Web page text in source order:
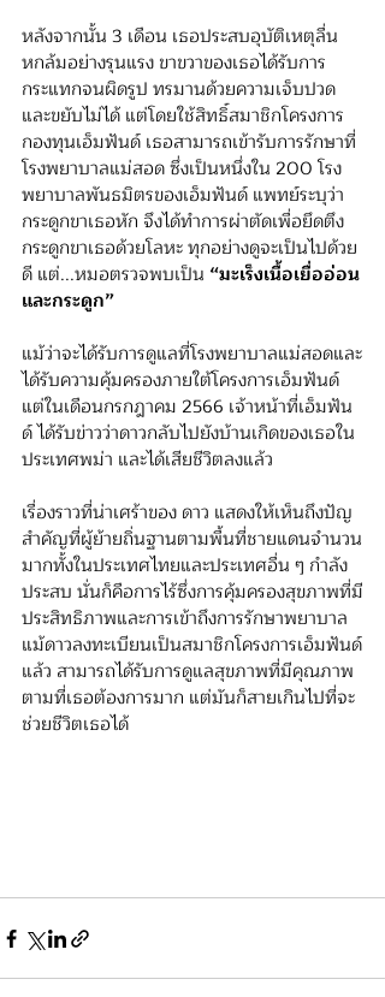
หลังจากนั้น 3 เดือน เธอประสบอุบัติเหตุลื่น
หกล้มอย่างรุนแรง ขาขวาของเธอได้รับการ
กระแทกจนผิดรูป ทรมานด้วยความเจ็บปวด
และขยับไม่ได้ แต่โดยใช้สิทธิ์สมาชิกโครงการ
กองทุนเอ็มฟันด์ เธอสามารถเข้ารับการรักษาที่
โรงพยาบาลแม่สอด ซึ่งเป็นหนึ่งใน 200 โรง
พยาบาลพันธมิตรของเอ็มฟันด์ แพทย์ระบุว่า
กระดูกขาเธอหัก จึงได้ทำการผ่าตัดเพื่อยึดตึง
กระดูกขาเธอด้วยโลหะ ทุกอย่างดูจะเป็นไปด้วย
ดี แต่...หมอตรวจพบเป็น “มะเร็งเนื้อเยื่ออ่อน
และกระดูก”
แม้ว่าจะได้รับการดูแลที่โรงพยาบาลแม่สอดและ
ได้รับความคุ้มครองภายใต้โครงการเอ็มฟันด์
แต่ในเดือนกรกฎาคม 2566 เจ้าหน้าที่เอ็มฟัน
ด์ ได้รับข่าวว่าดาวกลับไปยังบ้านเกิดของเธอใน
ประเทศพม่า และได้เสียชีวิตลงแล้ว
เรื่องราวที่น่าเศร้าของ ดาว แสดงให้เห็นถึงปัญ
สำคัญที่ผู้ย้ายถิ่นฐานตามพื้นที่ชายแดนจำนวน
มากทั้งในประเทศไทยและประเทศอื่น ๆ กำลัง
ประสบ นั่นก็คือการไร้ซึ่งการคุ้มครองสุขภาพที่มี
ประสิทธิภาพและการเข้าถึงการรักษาพยาบาล
แม้ดาวลงทะเบียนเป็นสมาชิกโครงการเอ็มฟันด์
แล้ว สามารถได้รับการดูแลสุขภาพที่มีคุณภาพ
ตามที่เธอต้องการมาก แต่มันก็สายเกินไปที่จะ
ช่วยชีวิตเธอได้